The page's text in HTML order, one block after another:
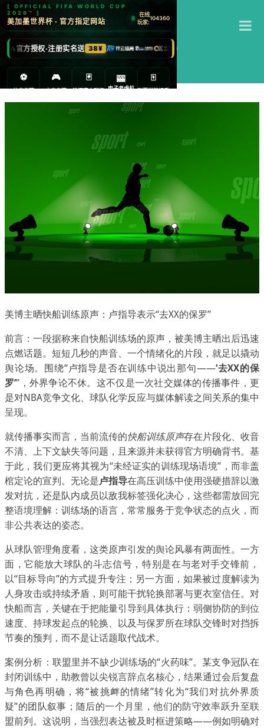
开云体育下载
美博主晒快船训练原声：卢指导表示“去XX的保罗”
前言：一段据称来自快船训练场的原声，被美博主晒出后迅速
点燃话题。短短几秒的声音、一个情绪化的片段，就足以撬动
舆论场。围绕“卢指导是否在训练中说出那句——‘去XX的保
罗’”，外界争论不休。这不仅是一次社交媒体的传播事件，更
是对NBA竞争文化、球队化学反应与媒体解读之间关系的集中
呈现。
就传播事实而言，当前流传的快船训练原声存在片段化、收音
不清、上下文缺失等问题，且来源并未获得官方明确背书。基
于此，我们更应将其视为“未经证实的训练现场语境”，而非盖
棺定论的宣判。无论是卢指导在高压训练中使用强硬措辞以激
发对抗，还是队内成员以敌我标签强化决心，这些都需放回完
整语境理解：训练场的语言，常常服务于竞争状态的点火，而
非公共表达的姿态。
从球队管理角度看，这类原声引发的舆论风暴有两面性。一方
面，它能放大球队的斗志信号，特别是在与老对手交锋前，
以“目标导向”的方式提升专注；另一方面，如果被过度解读为
人身攻击或持续矛盾，则可能干扰轮换部署与更衣室信任。对
快船而言，关键在于把能量引导到具体执行：弱侧协防的到位
速度、持球发起点的轮换、以及与保罗所在球队交锋时对挡拆
节奏的预判，而不是让话题取代战术。
案例分析：联盟里并不缺少训练场的“火药味”。某支争冠队在
封闭训练中，助教曾以尖锐言辞点名核心，结果通过会后复盘
与角色再明确，将“被挑衅的情绪”转化为“我们对抗外界质
疑”的团队叙事；随后的一个月里，他们的防守效率跃升至联
盟前列。这说明，当强烈表达被及时框进策略——例如明确对